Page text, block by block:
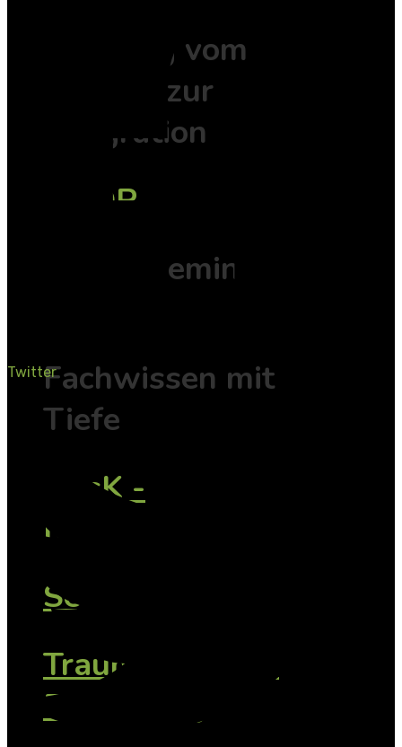
Der Weg vom
Erleben zur
Integration
EMDR
Spezialseminare
Fachwissen mit
Tiefe
TAsK -
Konfliktfamilien
SeGeTra
Traumasensible
Begleitung
Twitter